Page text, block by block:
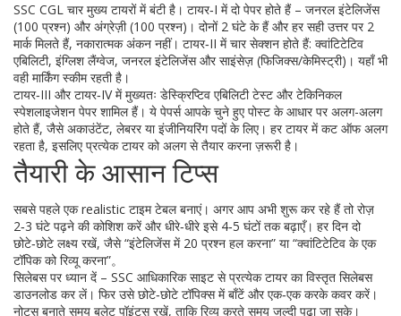
SSC CGL चार मुख्य टायरों में बंटी है। टायर‑I में दो पेपर होते हैं – जनरल इंटेलिजेंस
(100 प्रश्न) और अंग्रेज़ी (100 प्रश्न)। दोनों 2 घंटे के हैं और हर सही उत्तर पर 2
मार्क मिलते हैं, नकारात्मक अंकन नहीं। टायर‑II में चार सेक्शन होते हैं: क्वांटिटेटिव
एबिलिटी, इंग्लिश लैंग्वेज, जनरल इंटेलिजेंस और साइंसेज़ (फिजिक्स/केमिस्ट्री)। यहाँ भी
वही मार्किंग स्कीम रहती है।
टायर‑III और टायर‑IV में मुख्यतः डेस्क्रिप्टिव एबिलिटी टेस्ट और टेकिनिकल
स्पेशलाइजेशन पेपर शामिल हैं। ये पेपर्स आपके चुने हुए पोस्ट के आधार पर अलग-अलग
होते हैं, जैसे अकाउंटेंट, लेबरर या इंजीनियरिंग पदों के लिए। हर टायर में कट ऑफ अलग
रहता है, इसलिए प्रत्येक टायर को अलग से तैयार करना ज़रूरी है।
तैयारी के आसान टिप्स
सबसे पहले एक realistic टाइम टेबल बनाएं। अगर आप अभी शुरू कर रहे हैं तो रोज़
2‑3 घंटे पढ़ने की कोशिश करें और धीरे‑धीरे इसे 4‑5 घंटों तक बढ़ाएँ। हर दिन दो
छोटे‑छोटे लक्ष्य रखें, जैसे “इंटेलिजेंस में 20 प्रश्न हल करना” या “क्वांटिटेटिव के एक
टॉपिक को रिव्यू करना”。
सिलेबस पर ध्यान दें – SSC आधिकारिक साइट से प्रत्येक टायर का विस्तृत सिलेबस
डाउनलोड कर लें। फिर उसे छोटे‑छोटे टॉपिक्स में बाँटें और एक‑एक करके कवर करें।
नोट्स बनाते समय बुलेट पॉइंट्स रखें, ताकि रिव्यू करते समय जल्दी पढ़ा जा सके।